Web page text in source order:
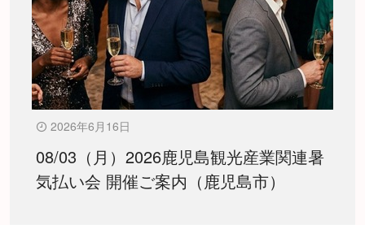
2026年6月16日
08/03（月）2026鹿児島観光産業関連暑
気払い会 開催ご案内（鹿児島市）